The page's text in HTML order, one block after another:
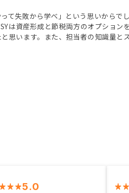
て失敗から学べ」という思いからで
は資産形成と節税両方のオプション
思います。また、担当者の知識量
5.0